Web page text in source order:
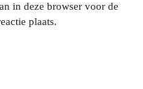
in deze browser voor de
plaats.